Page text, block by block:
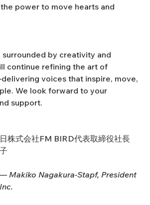
power to move hearts and
surrounded by creativity and
continue refining the art of
voices that inspire, move,
We look forward to your
support.
株式会社FM BIRD代表取締役社長
Makiko Nagakura-Stapf, President